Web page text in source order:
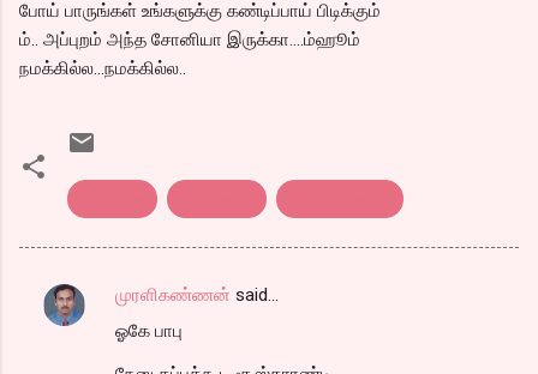
போய் பாருங்கள் உங்களுக்கு கண்டிப்பாய் பிடிக்கும்
ம்.. அப்புறம் அந்த சோனியா இருக்கா....ம்ஹூம்
நமக்கில்ல...நமக்கில்ல..
C
முரளிகண்ணன் said…
ஓகே பாபு